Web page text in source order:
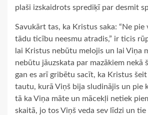
plaši izskaidrots sprediķī par desmit
Savukārt tas, ka Kristus saka: “Ne pie
tādu ticību neesmu atradis,” ir ticis
lai Kristus nebūtu melojis un lai Viņa
nebūtu jāuzskata par mazākiem nekā
gan es arī gribētu sacīt, ka Kristus
tautu, kurā Viņš bija sludinājis un pie
tā ka Viņa māte un mācekļi netiek
skaitā, jo tos Viņš veda sev līdzi un tie